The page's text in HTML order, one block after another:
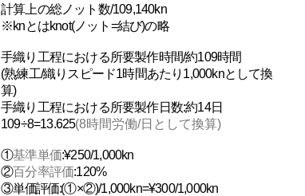
計算上の総ノット数/109,140kn
※knとはknot(ノット=結び)の略
手織り工程における所要製作時間/約109時間
(熟練工/織りスピード1時間あたり1,000knとして換
算)
手織り工程における所要製作日数:約14日
109÷8=13.625(8時間労働/日として換算)
①基準単価:¥250/1,000kn
​②百分率評価:120%
③単価評価:(①×​②)/1,000kn=¥300/1,000kn